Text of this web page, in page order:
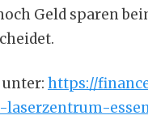
Geld sparen
https://